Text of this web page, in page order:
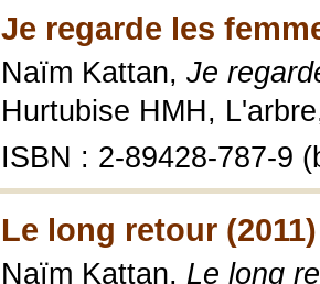
Je regarde les
Naïm Kattan, Je
Hurtubise HMH,
ISBN : 2-89428-787-9
Le long retour (2011)
Naïm Kattan, Le long